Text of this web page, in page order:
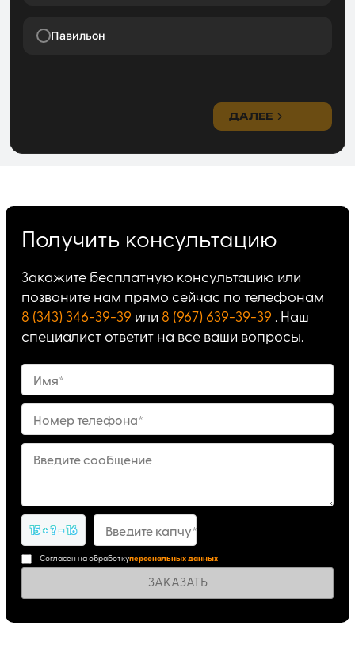
Павильон
ДАЛЕЕ
Получить консультацию
Закажите бесплатную консультацию или
позвоните нам прямо сейчас по телефонам
8 (343) 346-39-39 или 8 (967) 639-39-39 . Наш
специалист ответит на все ваши вопросы.
Имя*
Номер телефона*
Введите сообщение
15 + ? = 16 Введите капчу*
Согласен на обработкуперсональных данных
ЗАКАЗАТЬ